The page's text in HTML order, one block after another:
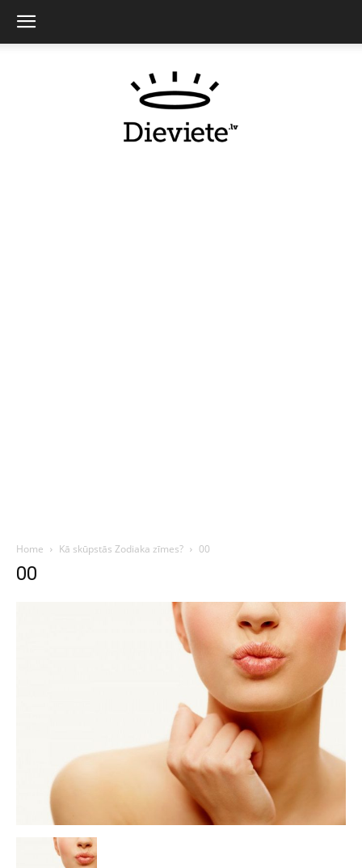
Home Kā skūpstās Zodiaka zīmes? 00
00